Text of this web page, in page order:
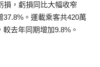
損，虧損同比大幅收窄
。運載乘客共420萬
去年同期增加9.8%。